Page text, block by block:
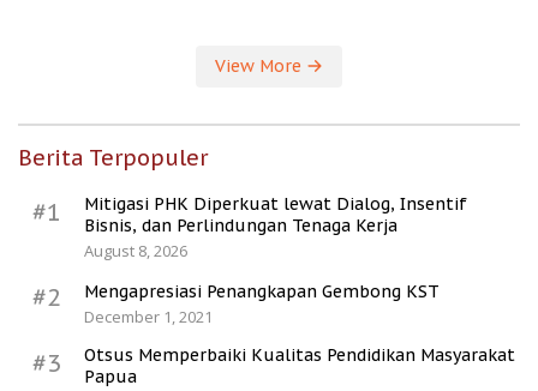
View More
Berita Terpopuler
#1
Mitigasi PHK Diperkuat lewat Dialog, Insentif
Bisnis, dan Perlindungan Tenaga Kerja
August 8, 2026
#2
Mengapresiasi Penangkapan Gembong KST
December 1, 2021
#3
Otsus Memperbaiki Kualitas Pendidikan Masyarakat
Papua